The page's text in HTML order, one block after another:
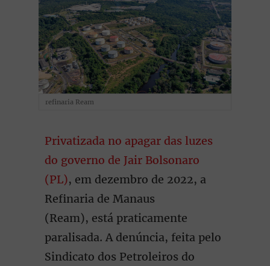
refinaria Ream
Privatizada no apagar das luzes
do governo de Jair Bolsonaro
(PL), em dezembro de 2022, a
Refinaria de Manaus
(Ream), está praticamente
paralisada. A denúncia, feita pelo
Sindicato dos Petroleiros do